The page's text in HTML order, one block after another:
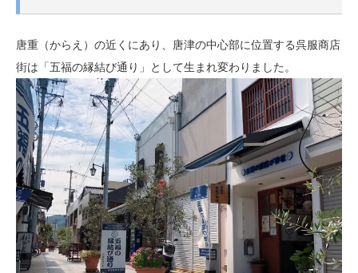
唐重（からえ）の近くにあり、唐津の中心部に位置する呉服商店
街は「五福の縁結び通り」として生まれ変わりました。